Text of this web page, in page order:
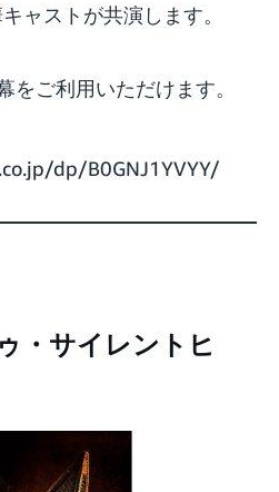
ャストが共演します。
をご利用いただけます。
dp/B0GNJ1YVYY/
・サイレントヒ